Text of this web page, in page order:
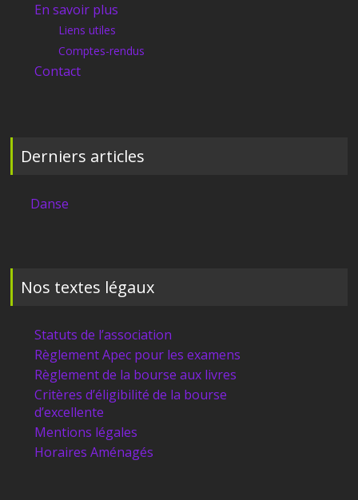
En savoir plus
Liens utiles
Comptes-rendus
Contact
Derniers articles
Danse
Nos textes légaux
Statuts de l’association
Règlement Apec pour les examens
Règlement de la bourse aux livres
Critères d’éligibilité de la bourse
d’excellente
Mentions légales
Horaires Aménagés